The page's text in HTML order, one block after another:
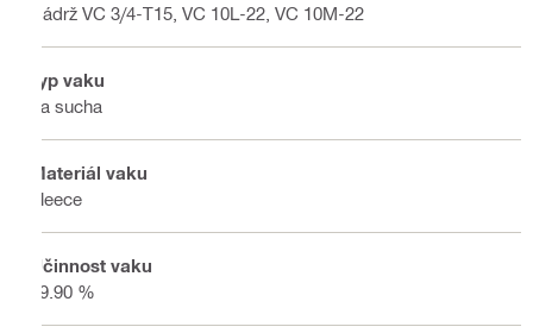
Nádrž VC 3/4-T15, VC 10L-22, VC 10M-22
Typ vaku
Za sucha
Materiál vaku
Fleece
Účinnost vaku
99.90 %